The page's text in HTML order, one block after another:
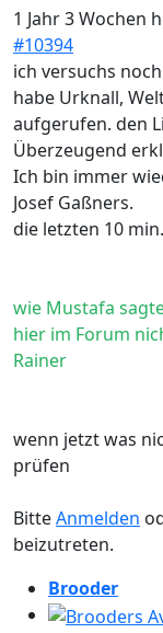
1 Jahr 3 Wochen
#10394
ich versuchs
habe Urknall,
aufgerufen. den
Überzeugend
Ich bin immer
Josef Gaßners.
die letzten 10
wie Mustafa
hier im Forum
Rainer
wenn jetzt was
prüfen
BitteAnmelden
beizutreten.
Brooder